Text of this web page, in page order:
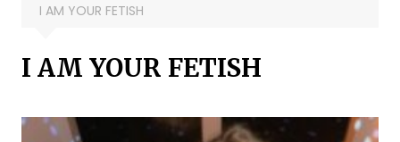
I AM YOUR FETISH
I AM YOUR FETISH